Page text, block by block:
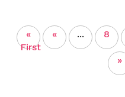
«
First
« ... 8
»